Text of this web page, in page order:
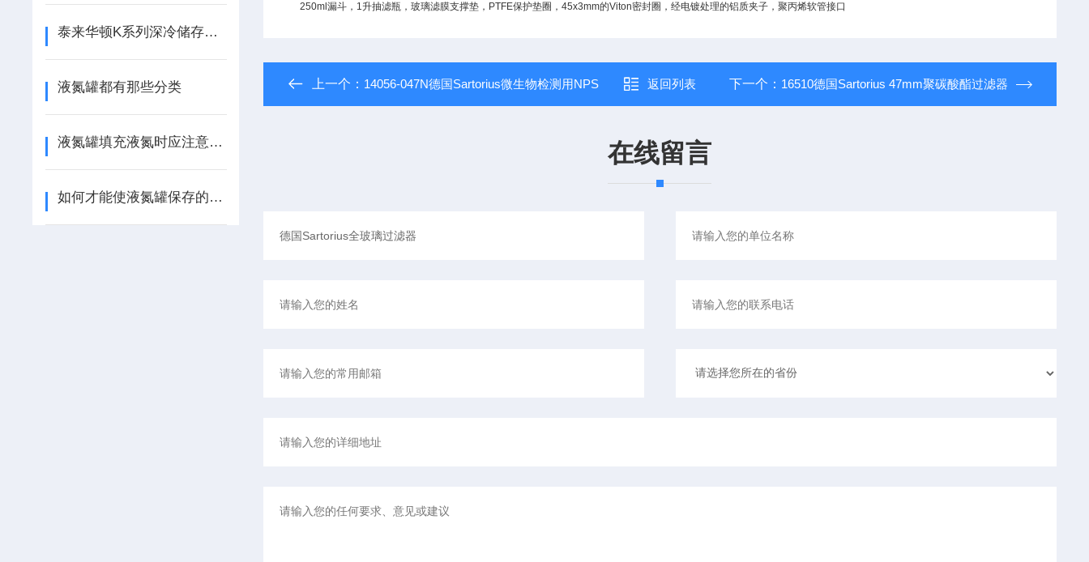
泰来华顿K系列深冷储存系统
液氮罐都有那些分类
液氮罐填充液氮时应注意些什么
如何才能使液氮罐保存的时间久一点
250ml漏斗，1升抽滤瓶，玻璃滤膜支撑垫，PTFE保护垫圈，45x3mm的Viton密封圈，经电镀处理的铝质夹子，聚丙烯软管接口
上一个： 14056-047N德国Sartorius微生物检测用NPS 返回列表 下一个： 16510德国Sartorius 47mm聚碳酸酯过滤器
在线留言